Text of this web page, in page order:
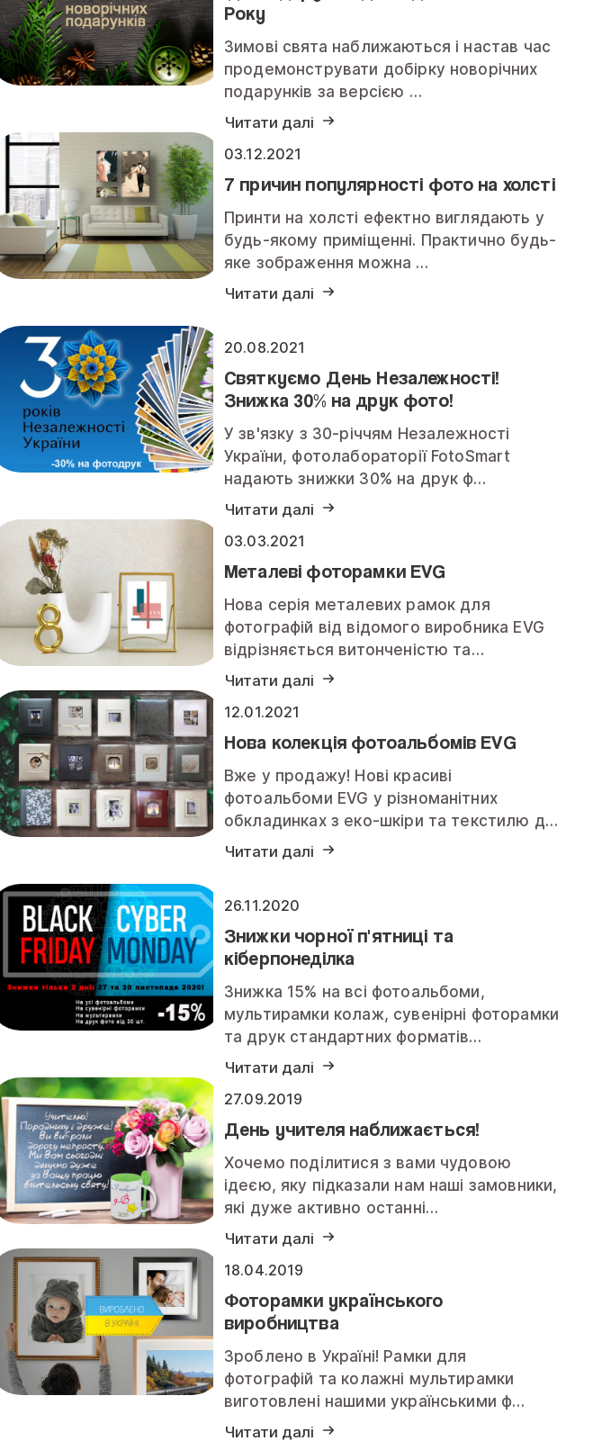
Року
Зимові свята наближаються і настав час
продемонструвати добірку новорічних
подарунків за версією …
Читати далі
03.12.2021
7 причин популярності фото на холсті
Принти на холсті ефектно виглядають у
будь-якому приміщенні. Практично будь-
яке зображення можна …
Читати далі
20.08.2021
Святкуємо День Незалежності!
Знижка 30% на друк фото!
У зв'язку з 30-річчям Незалежності
України, фотолабораторії FotoSmart
надають знижки 30% на друк ф…
Читати далі
03.03.2021
Металеві фоторамки EVG
Нова серія металевих рамок для
фотографій від відомого виробника EVG
відрізняється витонченістю та…
Читати далі
12.01.2021
Нова колекція фотоальбомів EVG
Вже у продажу! Нові красиві
фотоальбоми EVG у різноманітних
обкладинках з еко-шкіри та текстилю д…
Читати далі
26.11.2020
Знижки чорної п'ятниці та
кіберпонеділка
Знижка 15% на всі фотоальбоми,
мультирамки колаж, сувенірні фоторамки
та друк стандартних форматів…
Читати далі
27.09.2019
День учителя наближається!
Хочемо поділитися з вами чудовою
ідеєю, яку підказали нам наші замовники,
які дуже активно останні…
Читати далі
18.04.2019
Фоторамки українського
виробництва
Зроблено в Україні! Рамки для
фотографій та колажні мультирамки
виготовлені нашими українськими ф…
Читати далі